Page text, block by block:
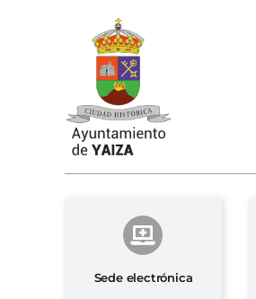
Sede electrónica